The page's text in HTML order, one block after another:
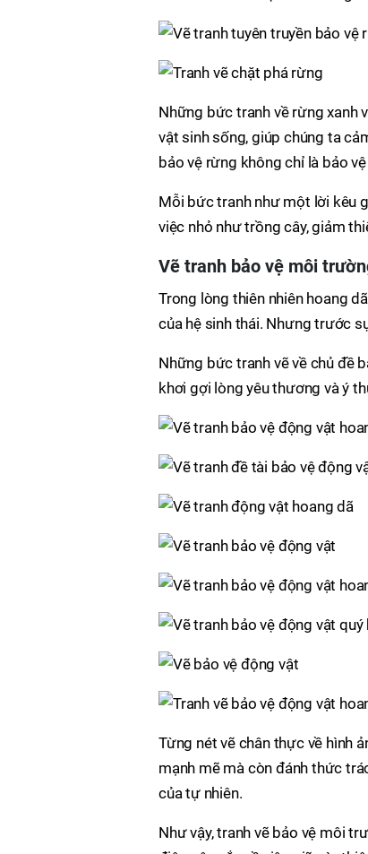
Những bức tranh về rừng xanh
vật sinh sống, giúp chúng ta
bảo vệ rừng không chỉ là bảo
Mỗi bức tranh như một lời kêu
việc nhỏ như trồng cây, giảm
Vẽ tranh bảo vệ môi
Trong lòng thiên nhiên hoang
của hệ sinh thái. Nhưng trước
Những bức tranh vẽ về chủ đề
khơi gợi lòng yêu thương và ý
Từng nét vẽ chân thực về hình
mạnh mẽ mà còn đánh thức
của tự nhiên.
Như vậy, tranh vẽ bảo vệ môi